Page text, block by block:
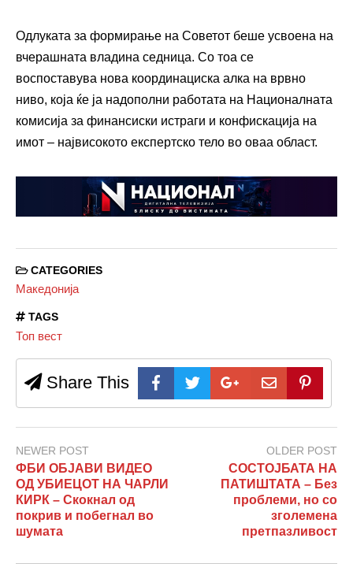
Одлуката за формирање на Советот беше усвоена на
вчерашната владина седница. Со тоа се
воспоставува нова координациска алка на врвно
ниво, која ќе ја надополни работата на Националната
комисија за финансиски истраги и конфискација на
имот – највисокото експертско тело во оваа област.
CATEGORIES
Македонија
TAGS
Топ вест
Share This
NEWER POST
ФБИ ОБЈАВИ ВИДЕО
ОД УБИЕЦОТ НА ЧАРЛИ
КИРК – Скокнал од
покрив и побегнал во
шумата
OLDER POST
СОСТОЈБАТА НА
ПАТИШТАТА – Без
проблеми, но со
зголемена
претпазливост